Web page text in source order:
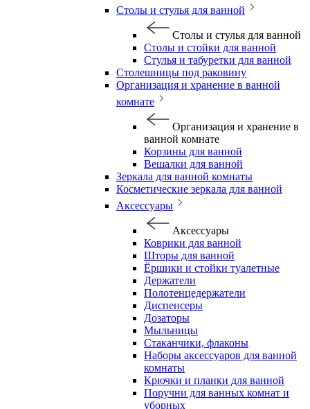
Столы и стулья для ванной
Столы и стулья для ванной
Столы и стойки для ванной
Стулья и табуретки для ванной
Столешницы под раковину
Организация и хранение в ванной
комнате
Организация и хранение в
ванной комнате
Корзины для ванной
Вешалки для ванной
Зеркала для ванной комнаты
Косметические зеркала для ванной
Аксессуары
Аксессуары
Коврики для ванной
Шторы для ванной
Ёршики и стойки туалетные
Держатели
Полотенцедержатели
Диспенсеры
Дозаторы
Мыльницы
Стаканчики, флаконы
Наборы аксессуаров для ванной
комнаты
Крючки и планки для ванной
Поручни для ванных комнат и
уборных